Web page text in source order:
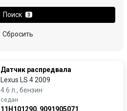
Поиск 3
Сбросить
Датчик распредвала
Lexus LS 4 2009
4.6 л., бензин
седан
11H101290, 9091905071